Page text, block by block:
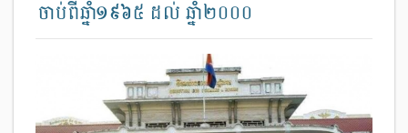
ចាប់ពីឆ្នាំ១៩៦៥ ដល់ ឆ្នាំ២០០០